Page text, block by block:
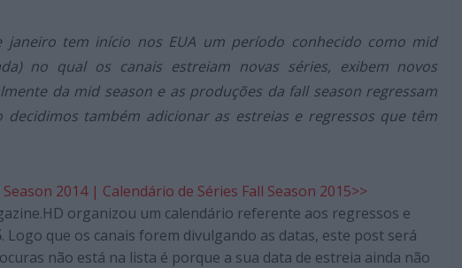
janeiro tem início nos EUA um período conhecido como mid
no qual os canais estreiam novas séries, exibem novos
da mid season e as produções da fall season regressam
decidimos também adicionar as estreias e regressos que têm
2014| Calendário de Séries Fall Season 2015>>
organizou um calendário referente aos regressos e
. Logo que os canais forem divulgando as datas, este post será
não está na lista é porque a sua data de estreia ainda não